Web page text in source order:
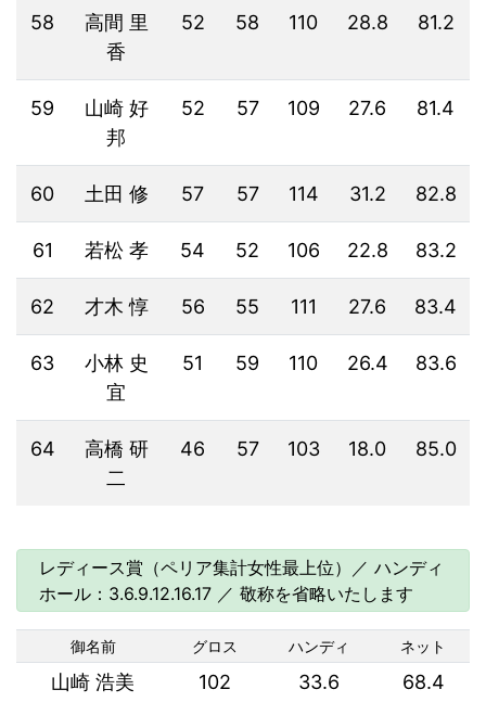
58
高間 里
香
52 58 110 28.8 81.2
59
山崎 好
邦
52 57 109 27.6 81.4
60 土田 修 57 57 114 31.2 82.8
61 若松 孝 54 52 106 22.8 83.2
62 才木 惇 56 55 111 27.6 83.4
63
小林 史
宜
51 59 110 26.4 83.6
64
高橋 研
二
46 57 103 18.0 85.0
レディース賞（ペリア集計女性最上位）／ ハンディ
ホール：3.6.9.12.16.17 ／ 敬称を省略いたします
御名前 グロス ハンディ ネット
山崎 浩美 102 33.6 68.4